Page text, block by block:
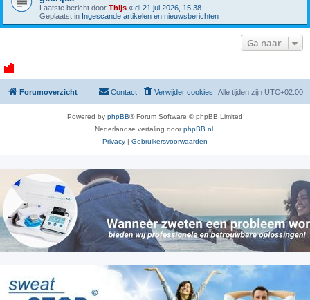
Laatste bericht door Thijs « di 21 jul 2026, 15:38
Geplaatst in Ingescande artikelen en nieuwsberichten
Ga naar
Forumoverzicht Alle tijden zijn UTC+02:00
Verwijder cookies
Contact
Powered by phpBB® Forum Software © phpBB Limited
Nederlandse vertaling doorphpBB.nl
Privacy | Gebruikersvoorwaarden